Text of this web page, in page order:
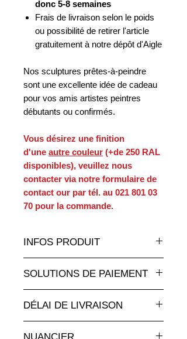
donc 5-8 semaines
Frais de livraison selon le poids
ou possibilité de retirer l'article
gratuitement à notre dépôt d'Aigle
Nos sculptures prêtes-à-peindre
sont une excellente idée de cadeau
pour vos amis artistes peintres
débutants ou confirmés.
Vous désirez une finition
d'une autre couleur (+de 250 RAL
disponibles), veuillez nous
contacter via notre formulaire de
contact our par tél. au 021 801 03
70 pour la commande.
INFOS PRODUIT
sculptures en résine de toutes les
tailles et à des tarifs
attractifs sur animauxenresine.ch
SOLUTIONS DE PAIEMENT
totalement sécurisé.
Pour les paiements par facture,
merci de nous faire parvenir votre
DÉLAI DE LIVRAISON